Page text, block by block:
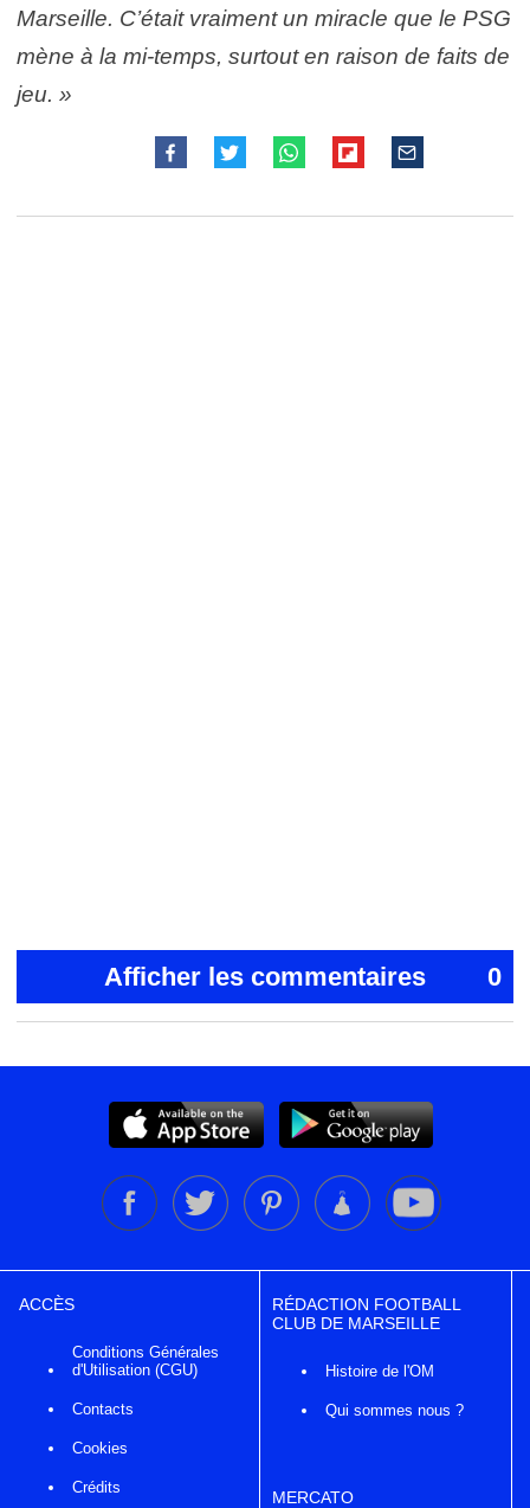
Marseille. C’était vraiment un miracle que le PSG
mène à la mi-temps, surtout en raison de faits de
jeu. »
Afficher les commentaires 0
ACCÈS
Conditions Générales
d'Utilisation (CGU)
Contacts
Cookies
Crédits
RÉDACTION FOOTBALL
CLUB DE MARSEILLE
Histoire de l'OM
Qui sommes nous ?
MERCATO